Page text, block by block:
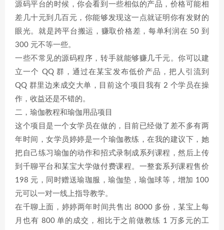
源码平台的时候，你会看到一些相似的产品，价格可能相
差几十元到几百元，你能够发现这一点就证明你有发财的
眼光。就是跨平台搬运，赚取价格差，每单利润在 50 到
300 元不等一些。
一些不常见的源码程序，转手就能够赚几千元。你可以建
立一个 QQ 群，通过在某宝发布低价产品，把人引流到
QQ 群里边来成交大单，目前这个项目我有 2 个学员在操
作，收益还是不错的。
二，瑜伽教程和瑜伽用品项目
这个项目是一个女学员在做的，目前已经做了差不多有两
年时间，女学员婷婷是一个瑜伽教练，在我的建议下，她
把自己练习瑜伽的动作和招式录制成系列课程，然后上传
到千聊平台和某宝大学做付费课程。一整套系列课程售价
198 元，同时赠送瑜珈服，瑜伽垫，瑜伽球等，增加 100
元可以一对一线上指导教学。
在千聊上面，婷婷两年时间共售出 8000 多份，某宝上每
月也有 800 单的成交，相比于之前做教练 1 万多元的工